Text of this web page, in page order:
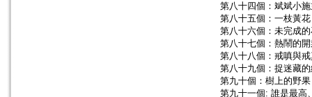
第八十四個：斌斌小
第八十五個：一枝黃花
第八十六個：未完成
第八十七個：熱鬧的
第八十八個：戒嗔與
第八十九個：捉迷藏
第九十個：樹上的野果
第九十一個: 誰是最高